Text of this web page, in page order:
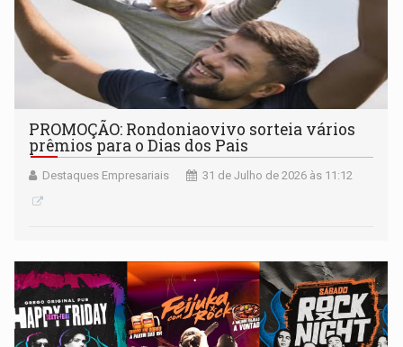
PROMOÇÃO: Rondoniaovivo sorteia vários
prêmios para o Dias dos Pais
Destaques Empresariais 31 de Julho de 2026 às 11:12